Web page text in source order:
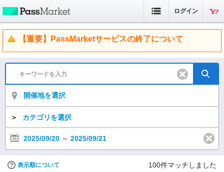
ログイン
【重要】PassMarketサービスの終了について
開催地を選択
＞ カテゴリを選択
2025/09/20 ～ 2025/09/21
表示順について 100件マッチしました